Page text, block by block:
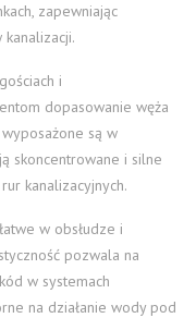
zapewniając
i
dopasowanie węża
są w
skoncentrowane i silne
kanalizacyjnych.
w obsłudze i
pozwala na
w systemach
na działanie wody pod